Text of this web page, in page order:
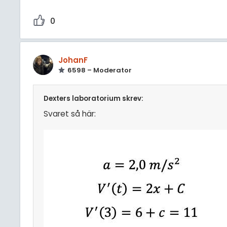
0
JohanF
6598 – Moderator
Dexters laboratorium skrev:
Svaret så här: